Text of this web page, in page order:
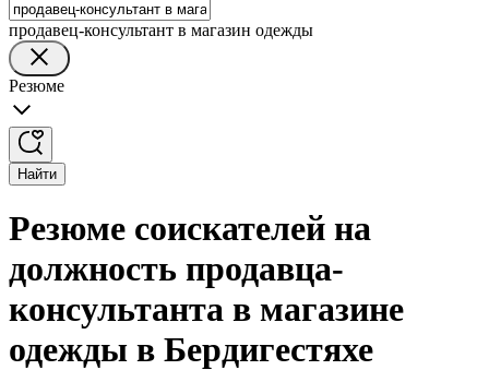
продавец-консультант в магазин одежды
Резюме
Найти
Резюме соискателей на
должность продавца-
консультанта в магазине
одежды в Бердигестяхе